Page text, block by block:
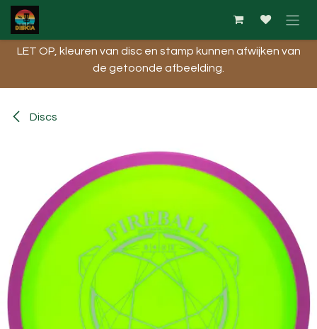
Overslaan naar inhoud
LET OP, kleuren van disc en stamp kunnen afwijken van
de getoonde afbeelding.​
Discs